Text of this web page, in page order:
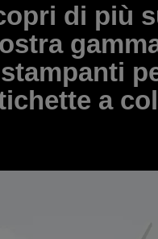
di più
stampanti
a